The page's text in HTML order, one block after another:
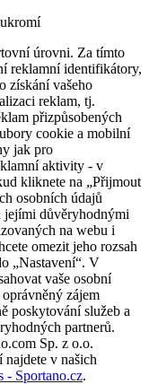
úrovni. Za tímto
reklamní identifikátory,
získání vašeho
reklam, tj.
přizpůsobených
cookie a mobilní
jak pro
aktivity - v
kliknete na „Přijmout
osobních údajů
jejími důvěryhodnými
na webu i
omezit jeho rozsah
„Nastavení“. V
vaše osobní
zájem
poskytování služeb a
partnerů.
Sp. z o.o.
v našich
- Sportano.cz.